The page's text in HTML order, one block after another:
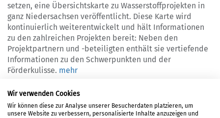
setzen, eine Übersichtskarte zu Wasserstoffprojekten in
ganz Niedersachsen veröffentlicht. Diese Karte wird
kontinuierlich weiterentwickelt und hält Informationen
zu den zahlreichen Projekten bereit: Neben den
Projektpartnern und -beteiligten enthält sie vertiefende
Informationen zu den Schwerpunkten und der
Förderkulisse. mehr
LOGIN
Wir verwenden Cookies
Wir können diese zur Analyse unserer Besucherdaten platzieren, um
unsere Website zu verbessern, personalisierte Inhalte anzuzeigen und